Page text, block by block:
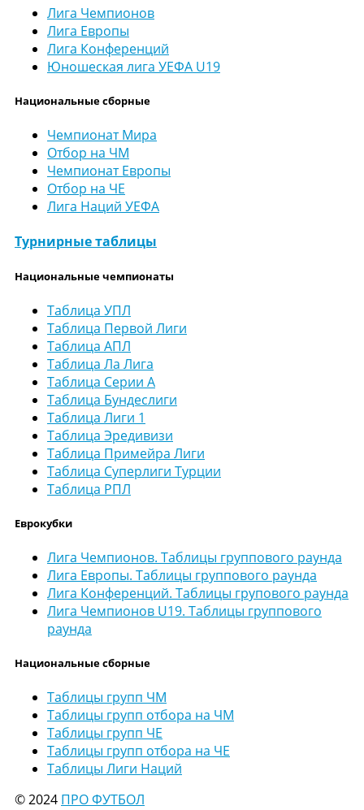
Лига Чемпионов
Лига Европы
Лига Конференций
Юношеская лига УЕФА U19
Национальные сборные
Чемпионат Мира
Отбор на ЧМ
Чемпионат Европы
Отбор на ЧЕ
Лига Наций УЕФА
Турнирные таблицы
Национальные чемпионаты
Таблица УПЛ
Таблица Первой Лиги
Таблица АПЛ
Таблица Ла Лига
Таблица Серии А
Таблица Бундеслиги
Таблица Лиги 1
Таблица Эредивизи
Таблица Примейра Лиги
Таблица Суперлиги Турции
Таблица РПЛ
Еврокубки
Лига Чемпионов. Таблицы группового раунда
Лига Европы. Таблицы группового раунда
Лига Конференций. Таблицы групового раунда
Лига Чемпионов U19. Таблицы группового
раунда
Национальные сборные
Таблицы групп ЧМ
Таблицы групп отбора на ЧМ
Таблицы групп ЧЕ
Таблицы групп отбора на ЧЕ
Таблицы Лиги Наций
© 2024 ПРО ФУТБОЛ